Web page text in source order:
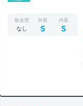
板金歴
なし
外装
S
内装
S